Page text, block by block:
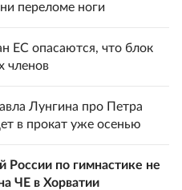
переломе ноги
ЕС опасаются, что блок
членов
Лунгина про Петра
в прокат уже осенью
России по гимнастике не
ЧЕ в Хорватии